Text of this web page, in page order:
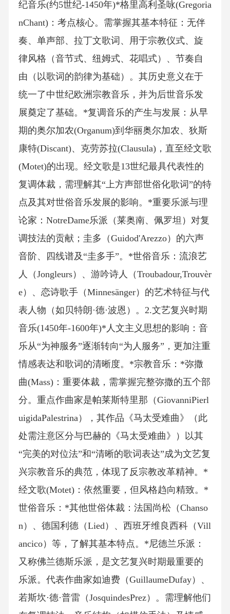
纪音乐(约5世纪-1450年)*格里高利圣咏(Gregoria
nChant)：考点核心。需掌握其基本特征：无伴
奏、单声部、拉丁文歌词、用于宗教仪式、旋
律风格（音节式、纽姆式、花唱式）、节奏自
由（以歌词的韵律为基础）。其历史意义在于
统一了中世纪欧洲宗教音乐，并为后世音乐发
展奠定了基础。*复调音乐的产生与发展：从早
期的奥尔加农(Organum)到华丽奥尔加农、狄斯
康特(Discant)、克劳苏拉(Clausula)，直至经文歌
(Motet)的出现。经文歌是13世纪最具代表性的
复调体裁，需理解其“上方声部世俗化歌词”的特
点及其对世俗音乐发展的影响。*重要乐派与理
论家：NotreDame乐派（莱奥南、佩罗坦）对复
调技法的贡献；圭多（Guidod'Arezzo）的六声
音阶、四线谱及“圭多手”。*世俗音乐：流浪艺
人（Jongleurs）、游吟诗人（Troubadour,Trouvèr
e）、恋诗歌手（Minnesänger）的艺术特征与代
表人物（如贝特朗·德·波恩）。2.文艺复兴时期
音乐(1450年-1600年)*人文主义思想的影响：音
乐从“为神服务”逐渐转向“为人服务”，更加注重
情感表达和歌词的清晰度。*宗教音乐：*弥撒
曲(Mass)：重要体裁，需掌握完整弥撒的五个部
分。重点作曲家是帕莱斯特里那（GiovanniPierl
uigidaPalestrina），其作品《马太受难曲》（此
处需注意区分与巴赫的《马太受难曲》）以其
“完美的对位法”和“清晰的歌词表达”成为文艺复
兴宗教音乐的典范，体现了反宗教改革精神。*
经文歌(Motet)：依然重要，但风格趋向精致。*
世俗音乐：*其他世俗体裁：法国尚松（Chanso
n）、德国利德（Lied）、西班牙维良西科（Vill
ancico）等，了解其基本特点。*尼德兰乐派：
又称佛兰德斯乐派，是文艺复兴时期最重要的
乐派。代表作曲家如迪费（GuillaumeDufay）、
若斯坎·德·普雷（JosquindesPrez）。需理解他们